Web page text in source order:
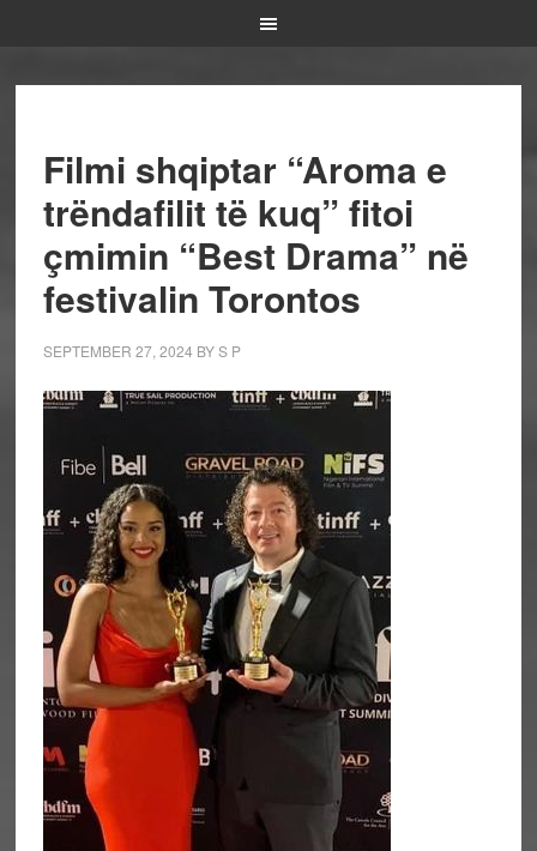
Filmi shqiptar “Aroma e
trëndafilit të kuq” fitoi
çmimin “Best Drama” në
festivalin Torontos
SEPTEMBER 27, 2024 BYS P